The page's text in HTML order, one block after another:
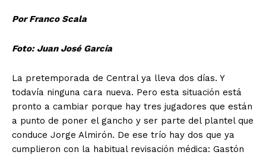
Por Franco Scala
Foto: Juan José García
La pretemporada de Central ya lleva dos días. Y
todavía ninguna cara nueva. Pero esta situación está
pronto a cambiar porque hay tres jugadores que están
a punto de poner el gancho y ser parte del plantel que
conduce Jorge Almirón. De ese trío hay dos que ya
cumplieron con la habitual revisación médica: Gastón